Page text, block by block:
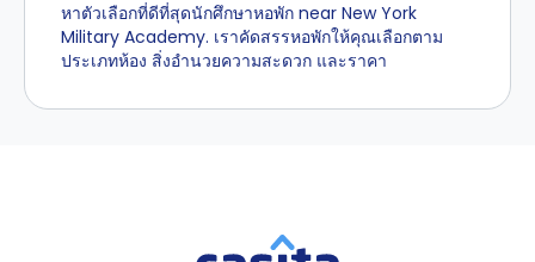
หาตัวเลือกที่ดีที่สุดนักศึกษาหอพัก near New York
Military Academy. เราคัดสรรหอพักให้คุณเลือกตาม
ประเภทห้อง สิ่งอำนวยความสะดวก และราคา